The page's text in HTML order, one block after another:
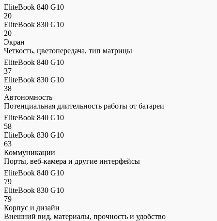
EliteBook 840 G10
20
EliteBook 830 G10
20
Экран
Четкость, цветопередача, тип матрицы
EliteBook 840 G10
37
EliteBook 830 G10
38
Автономность
Потенциальная длительность работы от батареи
EliteBook 840 G10
58
EliteBook 830 G10
63
Коммуникации
Порты, веб-камера и другие интерфейсы
EliteBook 840 G10
79
EliteBook 830 G10
79
Корпус и дизайн
Внешний вид, материалы, прочность и удобство